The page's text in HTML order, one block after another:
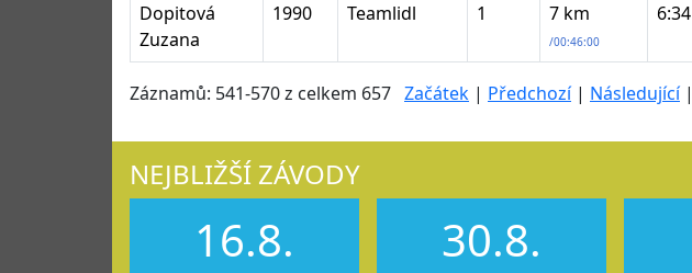
Dopitová
Zuzana
1990 Teamlidl 1 7 km
/00:46:00
6:34
Záznamů: 541-570 z celkem 657 Začátek | Předchozí| Následující|
NEJBLIŽŠÍ ZÁVODY
16.8. 30.8.